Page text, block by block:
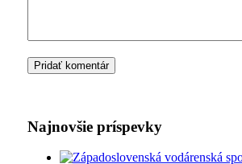
Najnovšie príspevky